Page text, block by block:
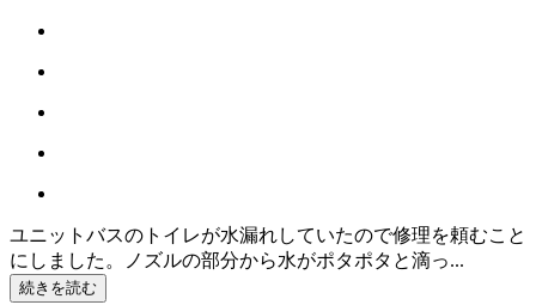
ユニットバスのトイレが水漏れしていたので修理を頼むこと
にしました。ノズルの部分から水がポタポタと滴っ...
続きを読む